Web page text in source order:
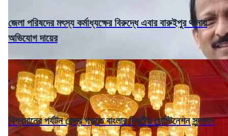
জেলা পরিষদের মৎস্য কর্মাধ্যক্ষের বিরুদ্ধে এবার বারুইপুর থানায়
অভিযোগ দায়ের
বিশ্বমানের পর্যটন কেন্দ্র গড়তে বাংলার দ্বিতীয় ডেস্টিনেশন সুন্দরবন